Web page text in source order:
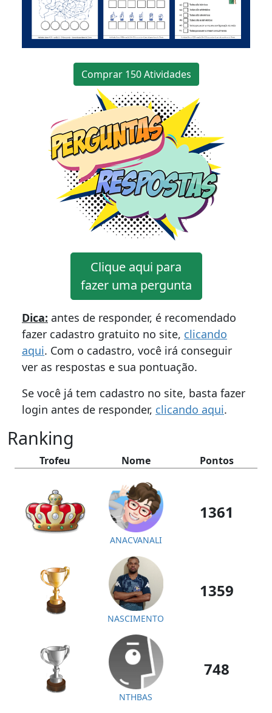
Clique aqui para
fazer uma pergunta
Dica: antes de responder, é recomendado
fazer cadastro gratuito no site, clicando
aqui. Com o cadastro, você irá conseguir
ver as respostas e sua pontuação.
Se você já tem cadastro no site, basta fazer
login antes de responder, clicando aqui.
Comprar 150 Atividades
Ranking
Trofeu Nome Pontos
ANACVANALI
1361
NASCIMENTO
1359
NTHBAS
748